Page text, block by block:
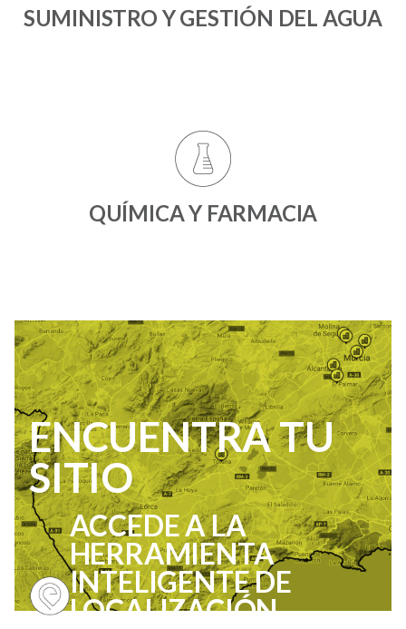
SUMINISTRO Y GESTIÓN DEL AGUA
QUÍMICA Y FARMACIA
ENCUENTRA TU
SITIO
ACCEDE A LA
HERRAMIENTA
INTELIGENTE DE
LOCALIZACIÓN